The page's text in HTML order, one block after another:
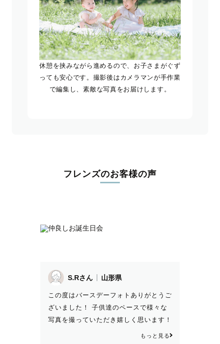
休憩を挟みながら進めるので、お子さまがぐず
っても安心です。撮影後はカメラマンが手作業
で編集し、素敵な写真をお届けします。
フレンズのお客様の声
S.Rさん 山形県
この度はバースデーフォトありがとうご
ざいました！ 子供達のペースで様々な
写真を撮っていただき嬉しく思います！
可愛いくておしゃれな写真感謝します
もっと見る